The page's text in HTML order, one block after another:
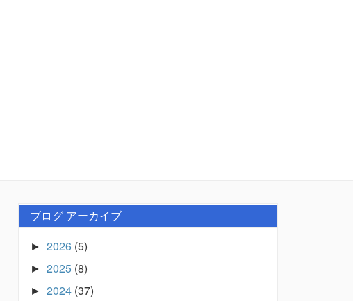
ブログ アーカイブ
► 2026 (5)
► 2025 (8)
► 2024 (37)